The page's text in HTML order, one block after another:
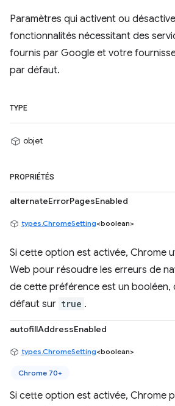
Paramètres qui activent ou
fonctionnalités nécessitant des
fournis par Google et votre
par défaut.
TYPE
objet
PROPRIÉTÉS
alternateErrorPagesEnabled
types.ChromeSetting<boolean>
Si cette option est activée, Chrome
Web pour résoudre les erreurs de
de cette préférence est un booléen,
défaut sur true .
autofillAddressEnabled
types.ChromeSetting<boolean>
Chrome 70+
Si cette option est activée, Chrome